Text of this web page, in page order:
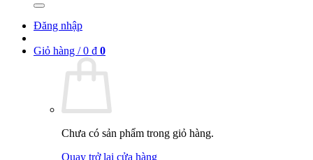
Đăng nhập
Giỏ hàng /0 ₫ 0
Chưa có sản phẩm trong giỏ hàng.
Quay trở lại cửa hàng